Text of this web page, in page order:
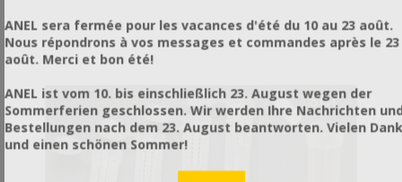
ANEL sera fermée pour les vacances d'été du 10 au 23 août.
Nous répondrons à vos messages et commandes après le 23
août. Merci et bon été!
ANEL ist vom 10. bis einschließlich 23. August wegen der
Sommerferien geschlossen. Wir werden Ihre Nachrichten
Bestellungen nach dem 23. August beantworten. Vielen Dank
und einen schönen Sommer!